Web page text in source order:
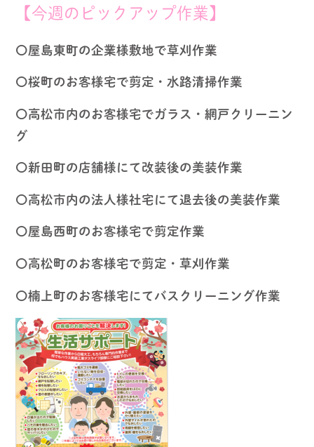
【今週のピックアップ作業】
〇屋島東町の企業様敷地で草刈作業
〇桜町のお客様宅で剪定・水路清掃作業
〇高松市内のお客様宅でガラス・網戸クリーニン
グ
〇新田町の店舗様にて改装後の美装作業
〇高松市内の法人様社宅にて退去後の美装作業
〇屋島西町のお客様宅で剪定作業
〇高松町のお客様宅で剪定・草刈作業
〇楠上町のお客様宅にてバスクリーニング作業